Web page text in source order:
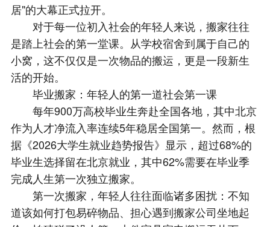
居"的大幕正式拉开。
对于每一位初入社会的年轻人来说，搬家往往
是踏上社会的第一堂课。从学校宿舍到属于自己的
小窝，这不仅仅是一次物品的搬运，更是一段新生
活的开始。
毕业搬家：年轻人的第一道社会第一课
每年900万高校毕业生奔赴全国各地，其中北京
作为人才净流入率连续5年稳居全国第一。然而，根
据《2026大学生就业趋势报告》显示，超过68%的
毕业生选择留在北京就业，其中62%需要在毕业季
完成人生第一次独立搬家。
第一次搬家，年轻人往往面临诸多困扰：不知
道该如何打包易碎物品、担心遇到搬家公司坐地起